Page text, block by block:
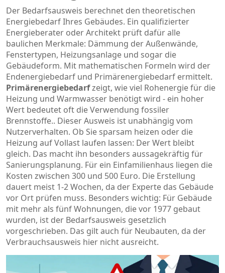
Der Bedarfsausweis berechnet den theoretischen
Energiebedarf Ihres Gebäudes. Ein qualifizierter
Energieberater oder Architekt prüft dafür alle
baulichen Merkmale: Dämmung der Außenwände,
Fenstertypen, Heizungsanlage und sogar die
Gebäudeform. Mit mathematischen Formeln wird der
Endenergiebedarf und Primärenergiebedarf ermittelt.
Primärenergiebedarfzeigt, wie viel Rohenergie für die
Heizung und Warmwasser benötigt wird - ein hoher
Wert bedeutet oft die Verwendung fossiler
Brennstoffe.. Dieser Ausweis ist unabhängig vom
Nutzerverhalten. Ob Sie sparsam heizen oder die
Heizung auf Vollast laufen lassen: Der Wert bleibt
gleich. Das macht ihn besonders aussagekräftig für
Sanierungsplanung. Für ein Einfamilienhaus liegen die
Kosten zwischen 300 und 500 Euro. Die Erstellung
dauert meist 1-2 Wochen, da der Experte das Gebäude
vor Ort prüfen muss. Besonders wichtig: Für Gebäude
mit mehr als fünf Wohnungen, die vor 1977 gebaut
wurden, ist der Bedarfsausweis gesetzlich
vorgeschrieben. Das gilt auch für Neubauten, da der
Verbrauchsausweis hier nicht ausreicht.